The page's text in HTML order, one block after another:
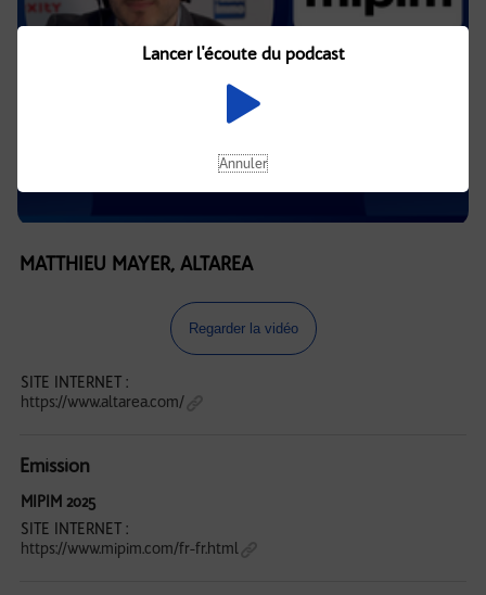
MATTHIEU MAYER, ALTAREA
Regarder la vidéo
SITE INTERNET :
https://www.altarea.com/
Emission
MIPIM 2025
SITE INTERNET :
https://www.mipim.com/fr-fr.html
Lancer l'écoute du podcast
Annuler